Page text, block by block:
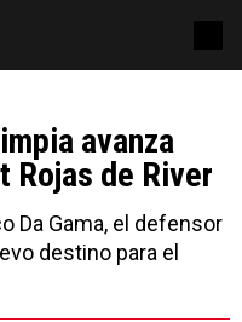
avanza
Rojas de River
Da Gama, el defensor
destino para el